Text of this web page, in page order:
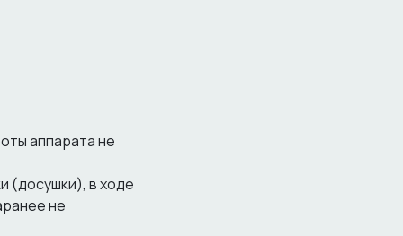
аппарата не
(досушки), в ходе
не